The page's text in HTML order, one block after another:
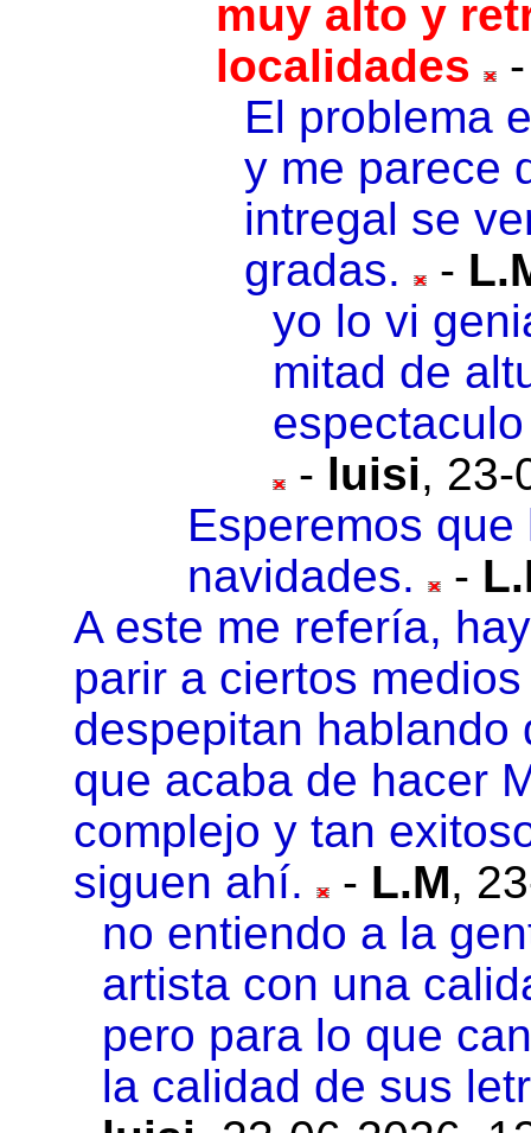
muy alto y
localidades
El problema
y me parece
intregal se
gradas.
-
yo lo vi
mitad de
- luisi, 23-
Esperemos
navidades.
-
A este me refería,
parir a ciertos
despepitan hablando
que acaba de hacer
complejo y tan
siguen ahí.
- L.M,
no entiendo a la
artista con una
pero para lo que
la calidad de sus